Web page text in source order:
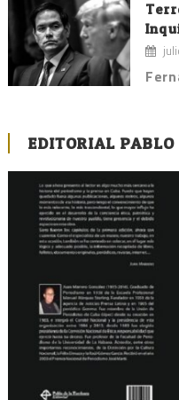
EDITORIAL PABLO